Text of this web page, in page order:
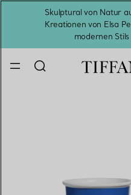
Skulptural von Natur
Kreationen von Elsa
modernen